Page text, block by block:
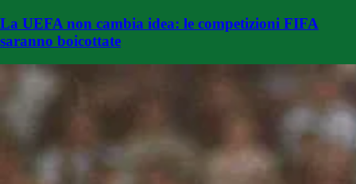
La UEFA non cambia idea: le competizioni FIFA
saranno boicottate